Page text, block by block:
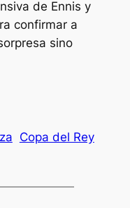
de Ennis y
confirmar a
sino
Copa del Rey